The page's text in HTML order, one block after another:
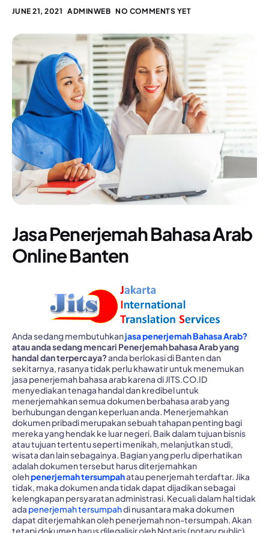
JUNE 21, 2021 ADMINWEB NO COMMENTS YET
Jasa Penerjemah Bahasa Arab
Online Banten
Anda sedang membutuhkanjasa penerjemah Bahasa Arab?
atau anda sedang mencari Penerjemah bahasa Arab yang
handal dan terpercaya?anda berlokasi di Banten dan
sekitarnya, rasanya tidak perlu khawatir untuk menemukan
jasa penerjemah bahasa arab karena di JITS.CO.ID
menyediakan tenaga handal dan kredibel untuk
menerjemahkan semua dokumen berbahasa arab yang
berhubungan dengan keperluan anda. Menerjemahkan
dokumen pribadi merupakan sebuah tahapan penting bagi
mereka yang hendak ke luar negeri. Baik dalam tujuan bisnis
atau tujuan tertentu seperti menikah, melanjutkan studi,
wisata dan lain sebagainya. Bagian yang perlu diperhatikan
adalah dokumen tersebut harus diterjemahkan
olehpenerjemah tersumpahatau penerjemah terdaftar. Jika
tidak, maka dokumen anda tidak dapat dijadikan sebagai
kelengkapan persyaratan administrasi. Kecuali dalam hal tidak
ada penerjemah tersumpahdi nusantara maka dokumen
dapat diterjemahkan oleh penerjemah non-tersumpah. Akan
tetapi dokumen harus dilegalisir oleh Notaris (notary public).